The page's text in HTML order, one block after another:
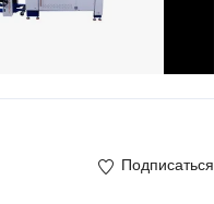
Подписаться